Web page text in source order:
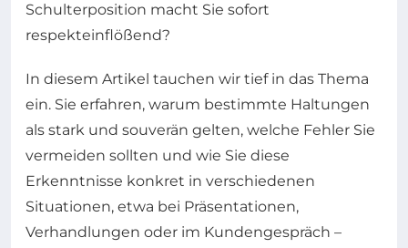
Schulterposition macht Sie sofort
respekteinflößend?
In diesem Artikel tauchen wir tief in das Thema
ein. Sie erfahren, warum bestimmte Haltungen
als stark und souverän gelten, welche Fehler Sie
vermeiden sollten und wie Sie diese
Erkenntnisse konkret in verschiedenen
Situationen, etwa bei Präsentationen,
Verhandlungen oder im Kundengespräch –